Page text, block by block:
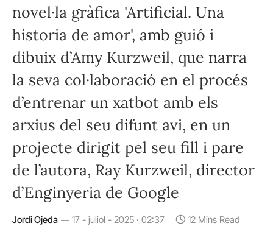
novel·la gràfica 'Artificial. Una
historia de amor', amb guió i
dibuix d’Amy Kurzweil, que narra
la seva col·laboració en el procés
d’entrenar un xatbot amb els
arxius del seu difunt avi, en un
projecte dirigit pel seu fill i pare
de l’autora, Ray Kurzweil, director
d’Enginyeria de Google
Jordi Ojeda 17 - juliol - 2025 · 02:37 12 Mins Read